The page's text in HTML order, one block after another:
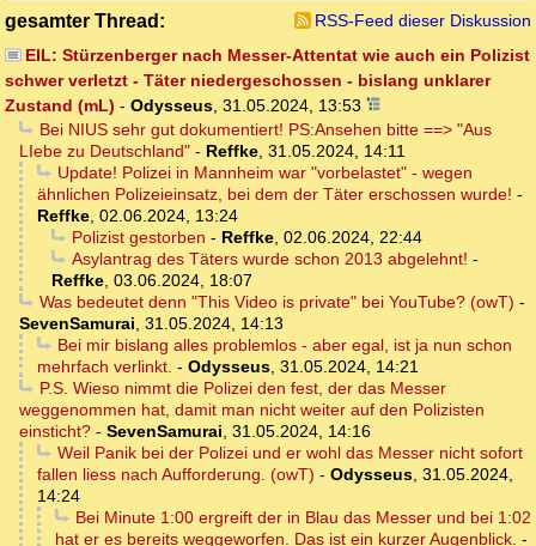
gesamter Thread:
RSS-Feed dieser Diskussion
EIL: Stürzenberger nach Messer-Attentat wie auch ein Polizist
schwer verletzt - Täter niedergeschossen - bislang unklarer
Zustand (mL) - Odysseus, 31.05.2024, 13:53
Bei NIUS sehr gut dokumentiert! PS:Ansehen bitte ==> "Aus
LIebe zu Deutschland" - Reffke, 31.05.2024, 14:11
Update! Polizei in Mannheim war "vorbelastet" - wegen
ähnlichen Polizeieinsatz, bei dem der Täter erschossen wurde! -
Reffke, 02.06.2024, 13:24
Polizist gestorben - Reffke, 02.06.2024, 22:44
Asylantrag des Täters wurde schon 2013 abgelehnt! -
Reffke, 03.06.2024, 18:07
Was bedeutet denn "This Video is private" bei YouTube? (owT) -
SevenSamurai, 31.05.2024, 14:13
Bei mir bislang alles problemlos - aber egal, ist ja nun schon
mehrfach verlinkt. - Odysseus, 31.05.2024, 14:21
P.S. Wieso nimmt die Polizei den fest, der das Messer
weggenommen hat, damit man nicht weiter auf den Polizisten
einsticht? - SevenSamurai, 31.05.2024, 14:16
Weil Panik bei der Polizei und er wohl das Messer nicht sofort
fallen liess nach Aufforderung. (owT) - Odysseus, 31.05.2024,
14:24
Bei Minute 1:00 ergreift der in Blau das Messer und bei 1:02
hat er es bereits weggeworfen. Das ist ein kurzer Augenblick. -